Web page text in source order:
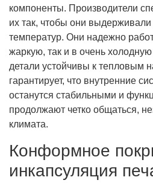
компоненты. Производители
их так, чтобы они
температур. Они надежно
жаркую, так и в очень
детали устойчивы к тепловым
гарантирует, что внутренние
останутся стабильными и
продолжают четко общаться,
климата.
Конформное
инкапсуляция